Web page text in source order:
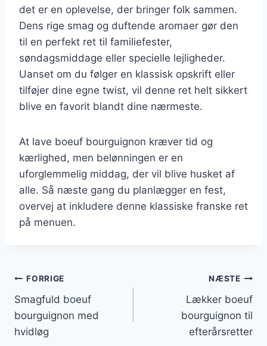
det er en oplevelse, der bringer folk sammen.
Dens rige smag og duftende aromaer gør den
til en perfekt ret til familiefester,
søndagsmiddage eller specielle lejligheder.
Uanset om du følger en klassisk opskrift eller
tilføjer dine egne twist, vil denne ret helt sikkert
blive en favorit blandt dine nærmeste.
At lave boeuf bourguignon kræver tid og
kærlighed, men belønningen er en
uforglemmelig middag, der vil blive husket af
alle. Så næste gang du planlægger en fest,
overvej at inkludere denne klassiske franske ret
på menuen.
Indlægsnavigation
FORRIGE
Smagfuld boeuf
bourguignon med
hvidløg
NÆSTE
Lækker boeuf
bourguignon til
efterårsretter